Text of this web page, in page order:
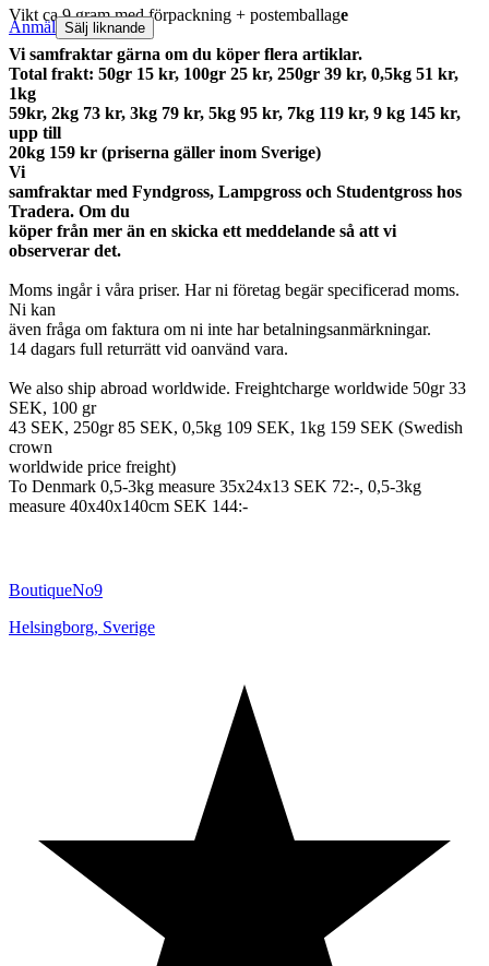
Vikt ca 9 gram med förpackning + postemballage
Vi samfraktar gärna om du köper flera artiklar.
Total frakt: 50gr 15 kr, 100gr 25 kr, 250gr 39 kr, 0,5kg 51 kr,
1kg
59kr, 2kg 73 kr, 3kg 79 kr, 5kg 95 kr, 7kg 119 kr, 9 kg 145 kr,
upp till
20kg 159 kr (priserna gäller inom Sverige)
Vi
samfraktar med Fyndgross, Lampgross och Studentgross hos
Tradera. Om du
köper från mer än en skicka ett meddelande så att vi
observerar det.
Moms ingår i våra priser. Har ni företag begär specificerad moms.
Ni kan
även fråga om faktura om ni inte har betalningsanmärkningar.
14 dagars full returrätt vid oanvänd vara.
We also ship abroad worldwide. Freightcharge worldwide 50gr 33
SEK, 100 gr
43 SEK, 250gr 85 SEK, 0,5kg 109 SEK, 1kg 159 SEK (Swedish
crown
worldwide price freight)
To Denmark 0,5-3kg measure 35x24x13 SEK 72:-, 0,5-3kg
measure 40x40x140cm SEK 144:-
Anmäl Sälj liknande
BoutiqueNo9
Helsingborg, Sverige